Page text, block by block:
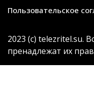
Пользовательское
2023 (с) telezritel.su.
пренадлежат их